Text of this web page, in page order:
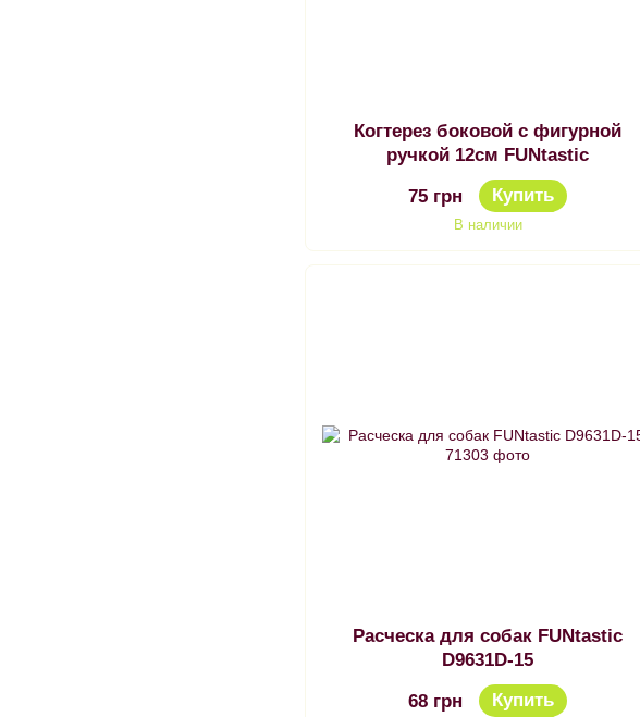
Когтерез боковой с фигурной
ручкой 12см FUNtastic
75 грн Купить
В наличии
Расческа для собак FUNtastic
D9631D-15
68 грн Купить